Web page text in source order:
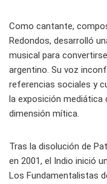
Como cantante,
Redondos, desarrolló
musical para
argentino. Su voz
referencias sociales y
la exposición
dimensión mítica.
Tras la disolución de
en 2001, el Indio inició
Los Fundamentalistas